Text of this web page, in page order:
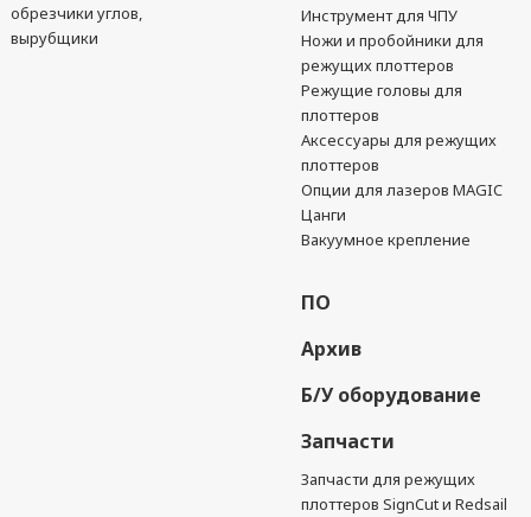
обрезчики углов,
вырубщики
Инструмент для ЧПУ
Ножи и пробойники для
режущих плоттеров
Режущие головы для
плоттеров
Аксессуары для режущих
плоттеров
Опции для лазеров MAGIC
Цанги
Вакуумное крепление
ПО
Архив
Б/У оборудование
Запчасти
Запчасти для режущих
плоттеров SignCut и Redsail